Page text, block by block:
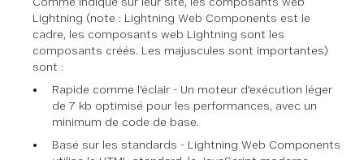
Lightning (note : Lightning Web Components est le
cadre, les composants web Lightning sont les
composants créés. Les majuscules sont importantes)
sont :
Rapide comme l'éclair - Un moteur d'exécution léger
de 7 kb optimisé pour les performances, avec un
minimum de code de base.
Basé sur les standards - Lightning Web Components